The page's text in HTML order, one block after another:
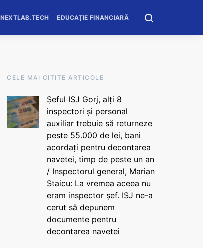
NEXTLAB.TECH EDUCAȚIE FINANCIARĂ
CELE MAI CITITE ARTICOLE
Șeful ISJ Gorj, alți 8
inspectori și personal
auxiliar trebuie să returneze
peste 55.000 de lei, bani
acordați pentru decontarea
navetei, timp de peste un an
/ Inspectorul general, Marian
Staicu: La vremea aceea nu
eram inspector șef. ISJ ne-a
cerut să depunem
documente pentru
decontarea navetei